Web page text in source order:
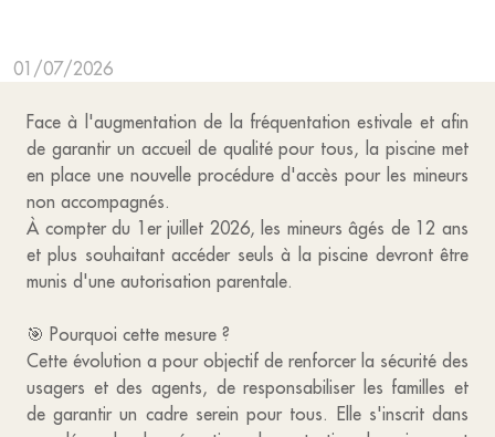
01/07/2026
Face à l'augmentation de la fréquentation estivale et afin
de garantir un accueil de qualité pour tous, la piscine met
en place une nouvelle procédure d'accès pour les mineurs
non accompagnés.
À compter du 1er juillet 2026, les mineurs âgés de 12 ans
et plus souhaitant accéder seuls à la piscine devront être
munis d'une autorisation parentale.
🎯 Pourquoi cette mesure ?
Cette évolution a pour objectif de renforcer la sécurité des
usagers et des agents, de responsabiliser les familles et
de garantir un cadre serein pour tous. Elle s'inscrit dans